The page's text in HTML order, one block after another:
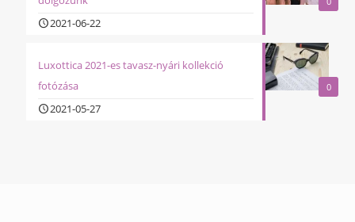
2021-06-22
0
Luxottica 2021-es tavasz-nyári kollekció
fotózása
2021-05-27